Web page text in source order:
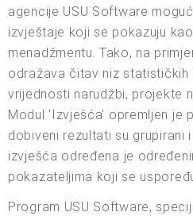
agencije USU Software
izvještaje koji se pokazuju
menadžmentu. Tako, na
odražava čitav niz statističkih
vrijednosti narudžbi, projekte
Modul 'Izvješća' opremljen je
dobiveni rezultati su grupirani
izvješća određena je
pokazateljima koji se
Program USU Software,